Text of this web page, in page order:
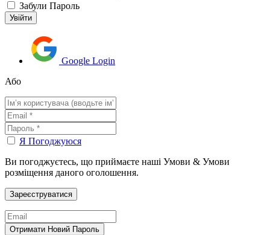
Забули Пароль
Google Login
Або
Я Погоджуюся
Ви погоджуєтесь, що приймаєте наші Умови & Умови
розміщення даного оголошення.